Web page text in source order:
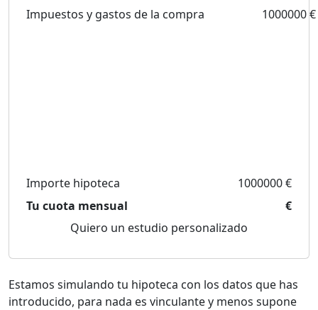
Impuestos y gastos de la compra 1000000 €
Importe hipoteca
1000000 €
Tu cuota mensual
€
Quiero un estudio personalizado
Estamos simulando tu hipoteca con los datos que has
introducido, para nada es vinculante y menos supone